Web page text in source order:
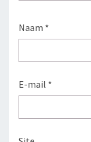
Naam *
E-mail *